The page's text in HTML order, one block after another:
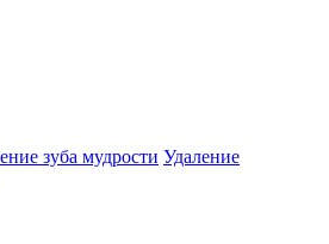
зуба мудрости Удаление